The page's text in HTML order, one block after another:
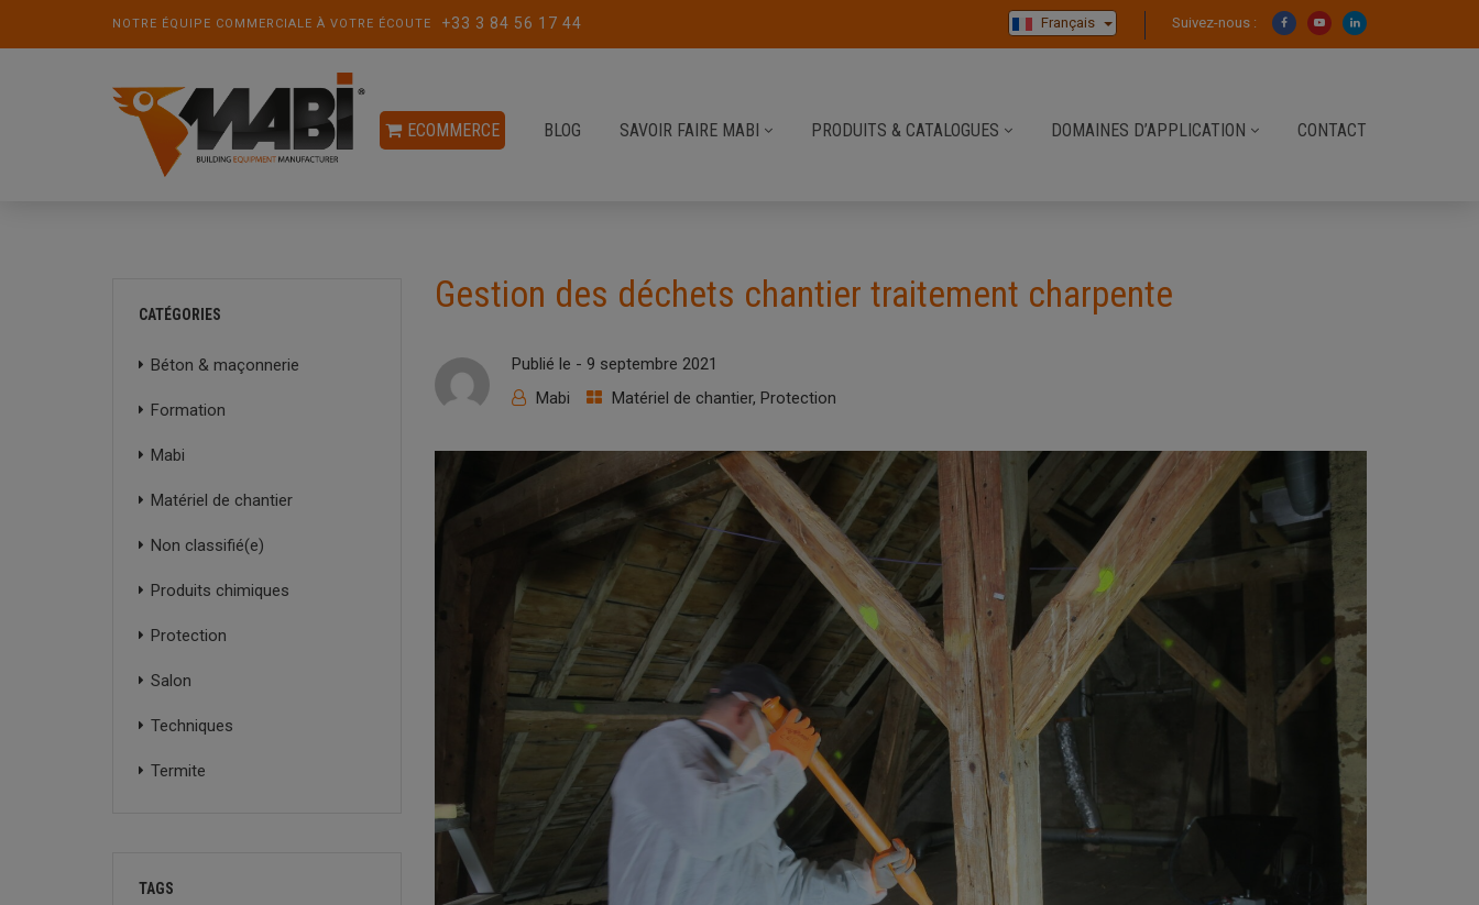
NOTRE ÉQUIPE COMMERCIALE À VOTRE ÉCOUTE +33 3 84 56 17 44 Français Suivez-nous :
ECOMMERCE BLOG SAVOIR FAIRE MABI PRODUITS & CATALOGUES DOMAINES D’APPLICATION CONTACT
Gestion des déchets chantier traitement charpente
Publié le - 9 septembre 2021
Mabi
Matériel de chantier, Protection
CATÉGORIES
Béton & maçonnerie
Formation
Mabi
Matériel de chantier
Non classifié(e)
Produits chimiques
Protection
Salon
Techniques
Termite
TAGS